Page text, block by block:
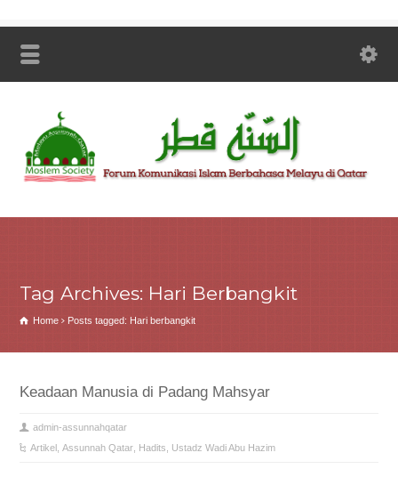
Tag Archives: Hari Berbangkit
Home Posts tagged: Hari berbangkit
Keadaan Manusia di Padang Mahsyar
admin-assunnahqatar
Artikel ,Assunnah Qatar Hadits Ustadz Wadi Abu Hazim